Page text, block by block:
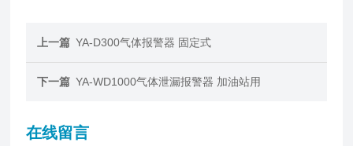
上一篇 YA-D300气体报警器 固定式
下一篇 YA-WD1000气体泄漏报警器 加油站用
在线留言